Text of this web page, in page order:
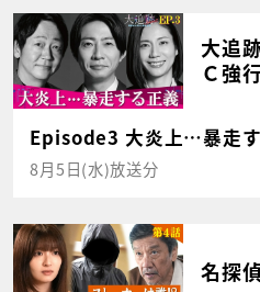
大追
Ｃ強
Episode3 大炎上…暴走
8月5日(水)放送分
名探